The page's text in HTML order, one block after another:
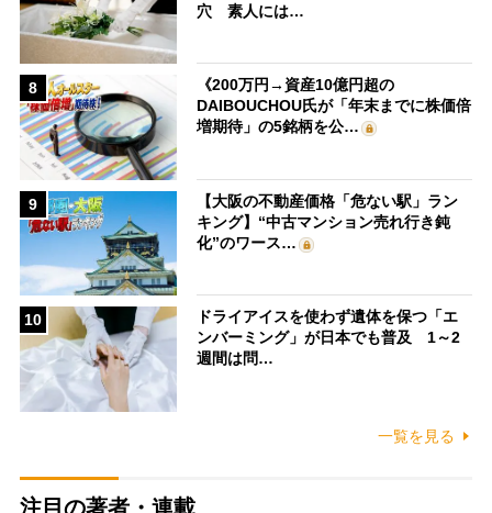
穴 素人には…
8
《200万円→資産10億円超の
DAIBOUCHOU氏が「年末までに株価倍
増期待」の5銘柄を公…
9
【大阪の不動産価格「危ない駅」ラン
キング】“中古マンション売れ行き鈍
化”のワース…
10
ドライアイスを使わず遺体を保つ「エ
ンバーミング」が日本でも普及 1～2
週間は問…
一覧を見る
注目の著者・連載